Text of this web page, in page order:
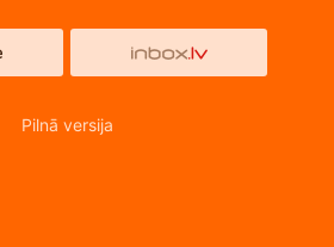
Pilnā versija